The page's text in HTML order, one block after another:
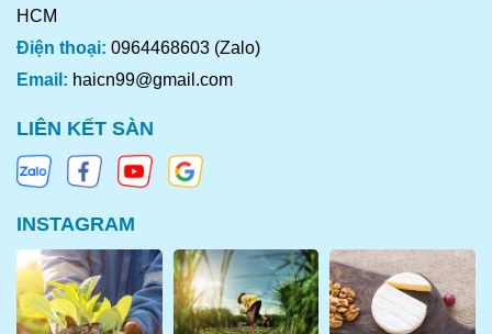
HCM
Điện thoại: 0964468603 (Zalo)
Email: haicn99@gmail.com
LIÊN KẾT SÀN
INSTAGRAM